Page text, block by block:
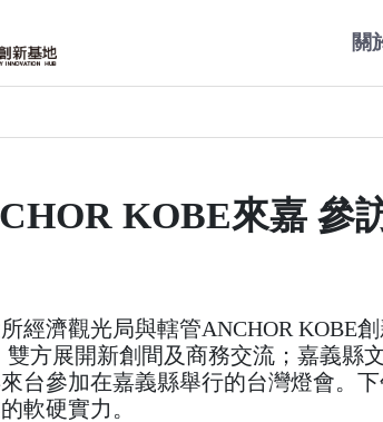
關
KOBE來嘉 參
經濟觀光局與轄管ANCHOR KOBE
雙方展開新創間及商務交流；嘉義縣
台參加在嘉義縣舉行的台灣燈會。
軟硬實力。